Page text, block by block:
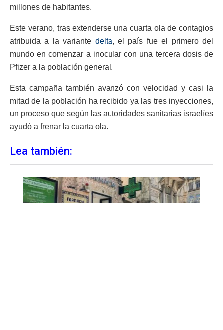
millones de habitantes.
Este verano, tras extenderse una cuarta ola de contagios
atribuida a la variante delta, el país fue el primero del
mundo en comenzar a inocular con una tercera dosis de
Pfizer a la población general.
Esta campaña también avanzó con velocidad y casi la
mitad de la población ha recibido ya las tres inyecciones,
un proceso que según las autoridades sanitarias israelíes
ayudó a frenar la cuarta ola.
Lea también: